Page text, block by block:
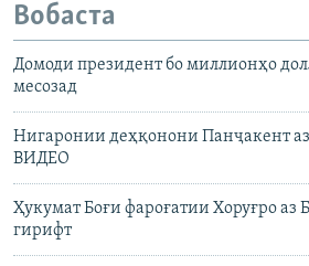
Вобаста
Домоди президент бо миллионҳо
месозад
Нигаронии деҳқонони Панҷакент
ВИДЕО
Ҳукумат Боғи фароғатии Хоруғро аз
гирифт